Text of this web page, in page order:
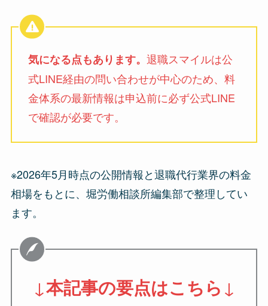
気になる点もあります。 退職スマイルは公
式LINE経由の問い合わせが中心のため、料
金体系の最新情報は申込前に必ず公式LINE
で確認が必要です。
※2026年5月時点の公開情報と退職代行業界の料金
相場をもとに、堀労働相談所編集部で整理してい
ます。
↓本記事の要点はこちら↓